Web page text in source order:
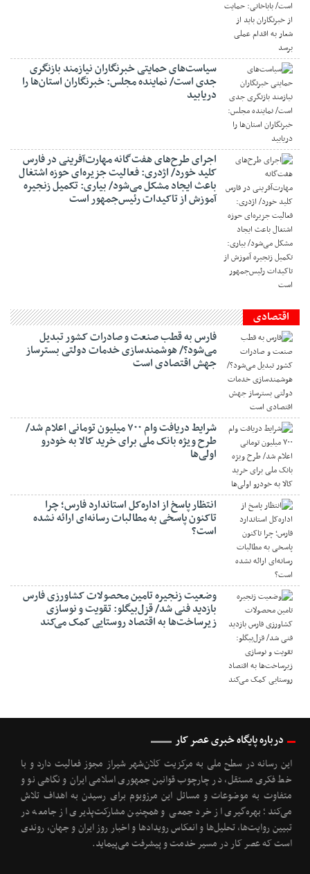
سیاست‌های حمایتی خبرنگاران نیازمند بازنگری
جدی است/ نماینده مجلس: خبرنگاران استان‌ها را
دریابید
اجرای طرح‌های هفت‌گانه مهارت‌آفرینی در فارس
کلید خورد/ اژدری: فعالیت جزیره‌‌ای حوزه اشتغال
باعث ایجاد مشکل می‌شود/ بیاری: تکمیل زنجیره
آموزش از تاکیدات رئیس‌جمهور است
اقتصادی
فارس به قطب صنعت و صادرات کشور تبدیل
می‌شود؟/ هوشمندسازی خدمات دولتی بسترساز
جهش اقتصادی است
شرایط دریافت وام ۷۰۰ میلیون تومانی اعلام شد/
طرح ویژه بانک ملی برای خرید کالا به خودرو
اولی‌ها
انتظار پاسخ از اداره‌کل استاندارد فارس؛ چرا
تاکنون پاسخی به مطالبات رسانه‌ای ارائه نشده
است؟
وضعیت زنجیره تامین محصولات کشاورزی فارس
بازدید فنی شد/ قزل‌بیگلو: تقویت و نوسازی
زیرساخت‌ها به اقتصاد روستایی کمک می‌کند
درباره پایگاه خبری عصر کار
این رسانه در سطح ملی به مرکزیت کلان‌شهر شیراز مجوز فعالیت دارد و با
خط فکری مستقل، در چارچوب قوانین جمهوری اسلامی ایران و نگاهی نو و
متفاوت به موضوعات ‌و مسائل این مرزوبوم برای رسیدن به اهداف تلاش
می‌کند؛ بهره‌گیری از خرد جمعی و همچنین مشارکت‌پذیری از جامعه در
تبیین روایت‌ها، تحلیل‌ها و انعکاس رویدادها و اخبار روز ایران و جهان، روندی
است که عصر کار در مسیر خدمت و پیشرفت می‌پیماید.